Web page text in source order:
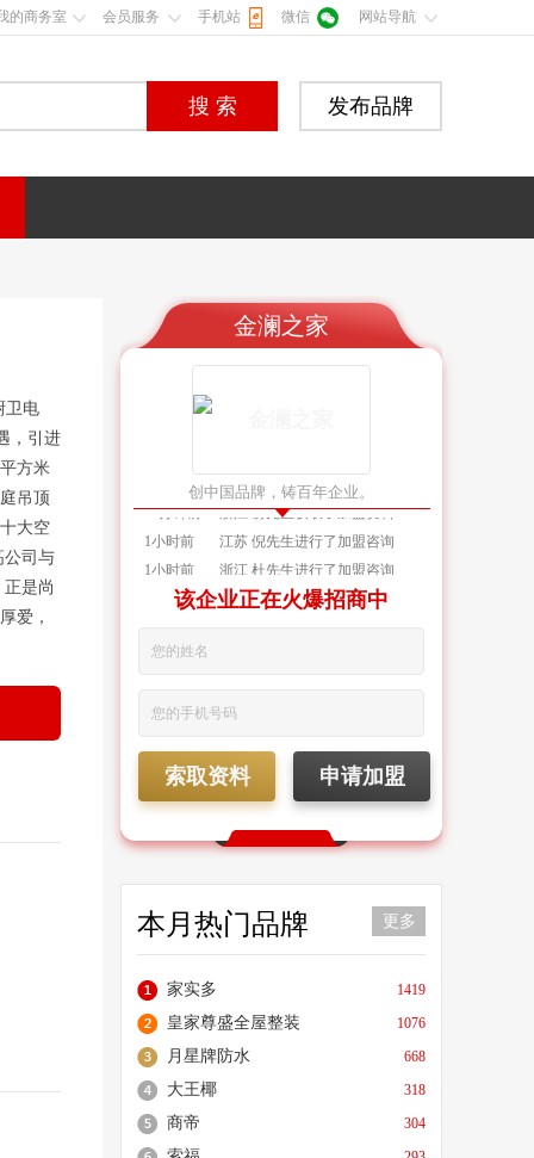
的商务室 会员服务 手机站 微信 网站导航
搜 索 发布品牌
卫电
，引进
方米
吊顶
大空
公司与
是尚
爱，
金澜之家
创中国品牌，铸百年企业。
18分钟前
56分钟前
广东 谢女士进行了加盟咨询
58分钟前
浙江 俞先生获取了加盟资料
1小时前
江苏 倪先生进行了加盟咨询
1小时前
浙江 杜先生进行了加盟咨询
1小时前
广东 黄先生进行了加盟咨询
18分钟前
该企业正在火爆招商中
索取资料 申请加盟
本月热门品牌 更多
家实多 1419
皇家尊盛全屋整装 1076
月星牌防水 668
大王椰 318
商帝 304